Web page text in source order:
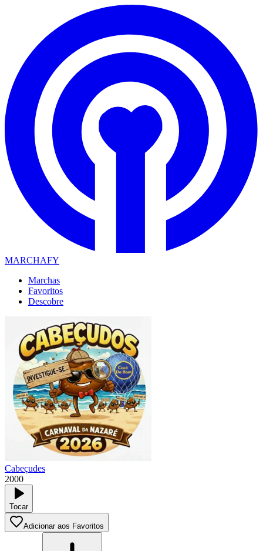
MARCHAFY
Marchas
Favoritos
Descobre
Cabeçudes
2000
Tocar
Adicionar aos Favoritos